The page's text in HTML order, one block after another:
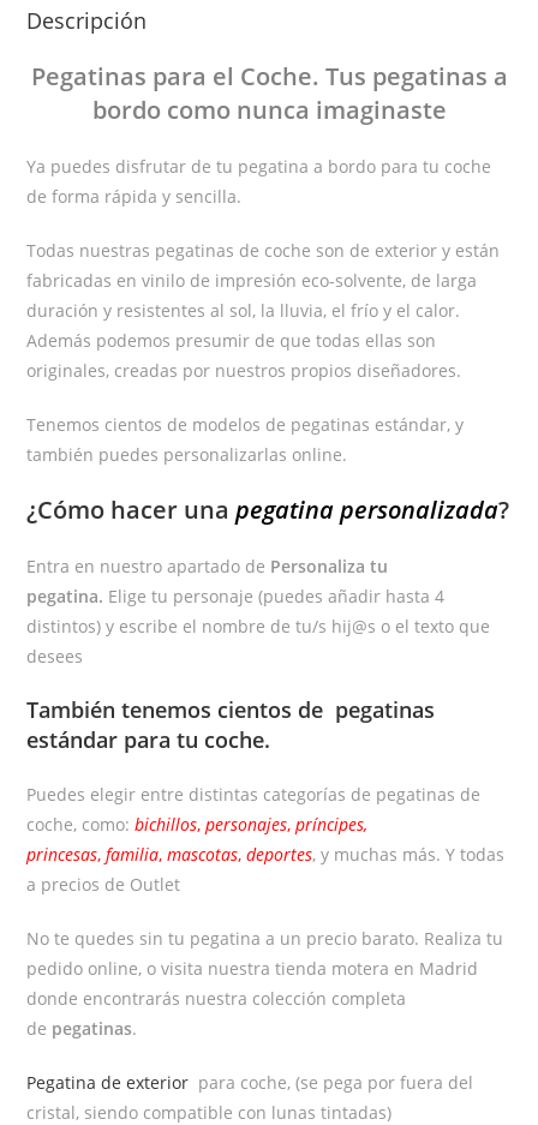
Descripción
Pegatinas para el Coche. Tus pegatinas a
bordocomo nunca imaginaste
Ya puedes disfrutar de tu pegatina a bordo para tu coche
de forma rápida y sencilla.
Todas nuestras pegatinas de coche son de exterior y están
fabricadas en vinilo de impresión eco-solvente, de larga
duración y resistentes al sol, la lluvia, el frío y el calor.
Además podemos presumir de que todas ellas son
originales, creadas por nuestros propios diseñadores.
Tenemos cientos de modelos de pegatinas estándar, y
también puedes personalizarlas online.
¿Cómo hacer unapegatina personalizada?
Entra en nuestro apartado de Personaliza tu
pegatina. Elige tu personaje (puedes añadir hasta 4
distintos) y escribe el nombre de tu/s hij@s o el texto que
desees
También tenemos cientos de pegatinas
estándar para tu coche.
Puedes elegir entre distintas categorías de pegatinas de
coche, como:bichillos,personajes,príncipes,
princesas,familia,mascotas,deportes, y muchas más. Y todas
a precios de Outlet
No te quedes sin tu pegatina a un precio barato. Realiza tu
pedido online, o visita nuestra tienda motera en Madrid
donde encontrarás nuestra colección completa
de pegatinas.
Pegatina de exterior para coche, (se pega por fuera del
cristal, siendo compatible con lunas tintadas)